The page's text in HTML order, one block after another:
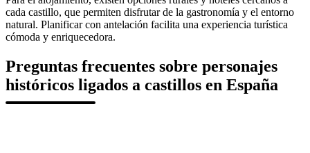
cada castillo, que permiten disfrutar de la gastronomía y el entorno
natural. Planificar con antelación facilita una experiencia turística
cómoda y enriquecedora.
Preguntas frecuentes sobre personajes
históricos ligados a castillos en España